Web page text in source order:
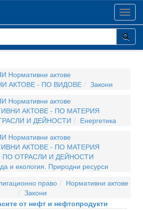
Нормативни актове
АКТОВЕ - ПО ВИДОВЕ
Закони
Нормативни актове
АКТОВЕ - ПО МАТЕРИЯ
И ДЕЙНОСТИ
Енергетика
Нормативни актове
АКТОВЕ - ПО МАТЕРИЯ
ПО ОТРАСЛИ И ДЕЙНОСТИ
и екология. Природни ресурси
право
Нормативни актове
Закони
от нефт и нефтопродукти